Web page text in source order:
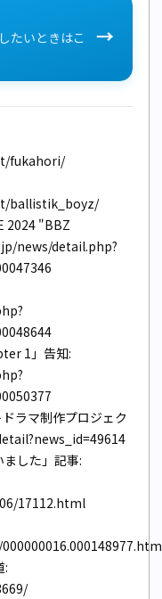
たいときはこ
→
fukahori/
ballistik_boyz/
2024 "BBZ
news/detail.php?
1」告知:
ラマ制作プロジェク
した」記事:
17112.html
: